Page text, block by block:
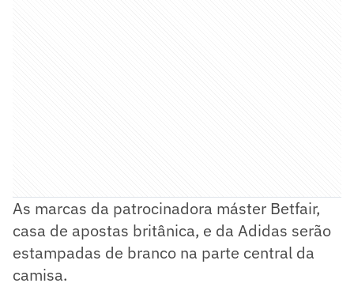
As marcas da patrocinadora máster Betfair,
casa de apostas britânica, e da Adidas serão
estampadas de branco na parte central da
camisa.